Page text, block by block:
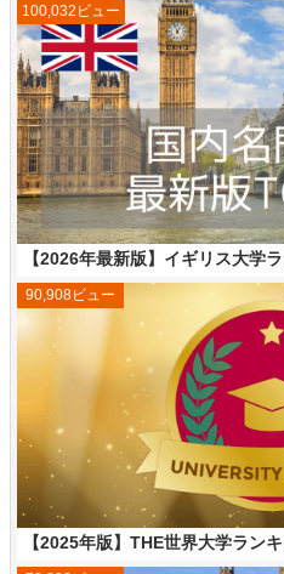
【2026年最新版】イギリス大学
100,032ビュー
【2025年版】THE世界大学ラン
90,908ビュー